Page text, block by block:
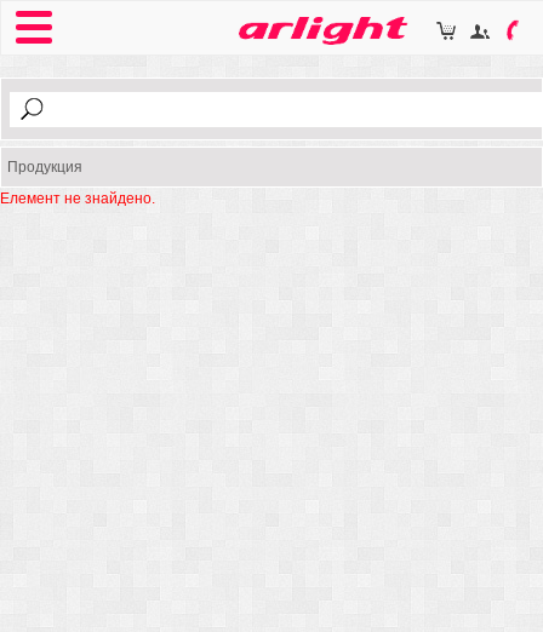
Продукция
Елемент не знайдено.